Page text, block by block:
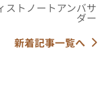
ストノートアンバサ
ダー
新着記事一覧へ